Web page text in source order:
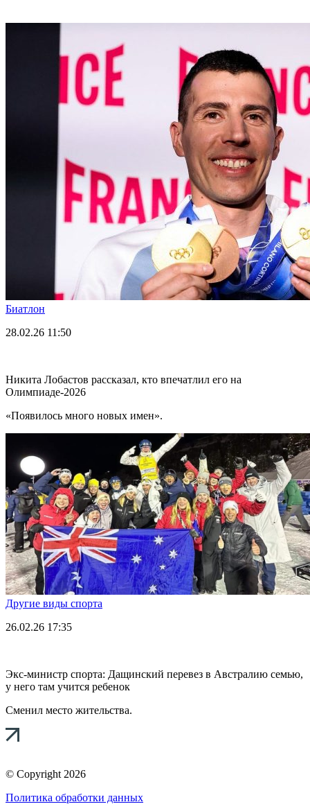
Биатлон
28.02.26 11:50
Никита Лобастов рассказал, кто впечатлил его на
Олимпиаде-2026
«Появилось много новых имен».
Другие виды спорта
26.02.26 17:35
Экс-министр спорта: Дащинский перевез в Австралию семью,
у него там учится ребенок
Сменил место жительства.
© Copyright 2026
Политика обработки данных